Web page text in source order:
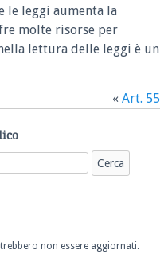
le leggi aumenta la
molte risorse per
lettura delle leggi è un
« Art. 55
non essere aggiornati.